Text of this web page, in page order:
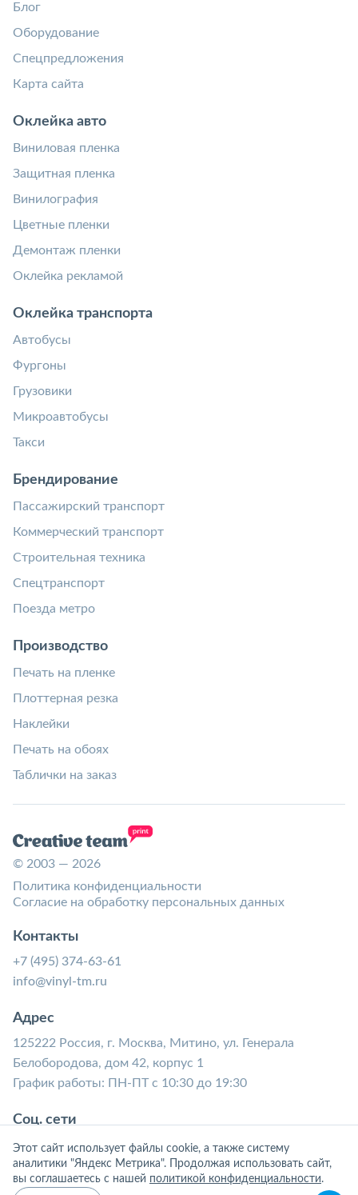
Блог
Оборудование
Спецпредложения
Карта сайта
Оклейка авто
Виниловая пленка
Защитная пленка
Винилография
Цветные пленки
Демонтаж пленки
Оклейка рекламой
Оклейка транспорта
Автобусы
Фургоны
Грузовики
Микроавтобусы
Такси
Брендирование
Пассажирский транспорт
Коммерческий транспорт
Строительная техника
Спецтранспорт
Поезда метро
Производство
Печать на пленке
Плоттерная резка
Наклейки
Печать на обоях
Таблички на заказ
© 2003 — 2026
Политика конфиденциальности
Согласие на обработку персональных данных
Контакты
+7 (495) 374-63-61
info@vinyl-tm.ru
Адрес
125222 Россия, г. Москва, Митино, ул. Генерала
Белобородова, дом 42, корпус 1
График работы: ПН-ПТ с 10:30 до 19:30
Соц. сети
Этот сайт использует файлы cookie, а также систему
аналитики "Яндекс Метрика". Продолжая использовать сайт,
вы соглашаетесь с нашей политикой конфиденциальности.